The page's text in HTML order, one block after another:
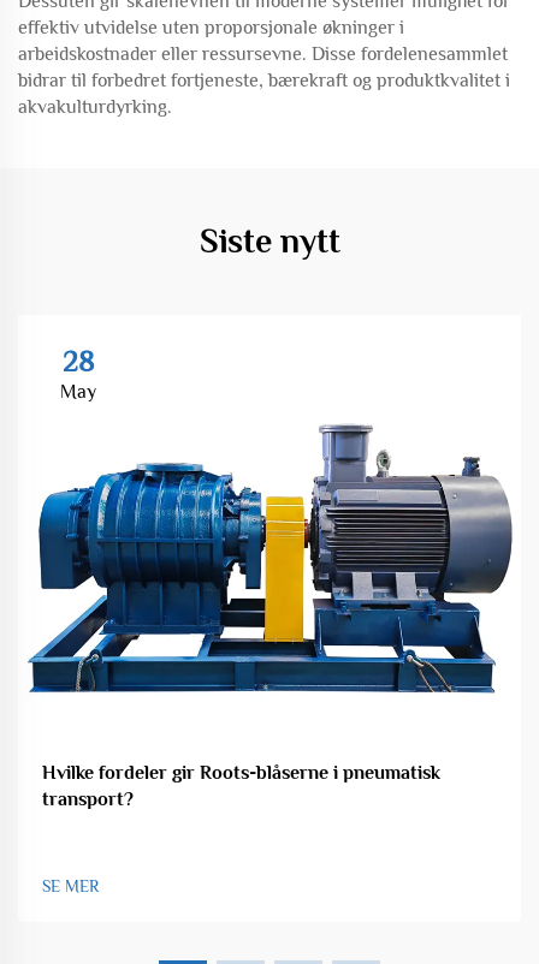
effektiv utvidelse uten proporsjonale økninger i
arbeidskostnader eller ressursevne. Disse fordelenesammlet
bidrar til forbedret fortjeneste, bærekraft og produktkvalitet i
akvakulturdyrking.
Siste nytt
28
May
Hvilke fordeler gir Roots-blåserne i pneumatisk
transport?
SE MER